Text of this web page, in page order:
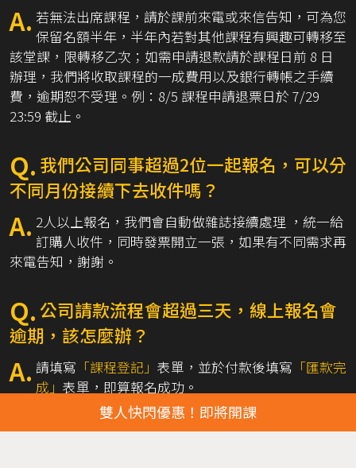
A. 若無法出席課程，請於課前來電或來信告知，可為您
保留名額半年，半年內若對其他課程有興趣可轉移至
該堂課，限轉移乙次；如需申請退款請於課程日前 8 日
辦理，我們將收取課程的一成費用以及銀行轉帳之手續
費，逾期恕不受理。例：8/5 課程申請退票日於 7/29
23:59 截止。
Q. 我們公司同事超過2位一起報名，可以分
不同月份接續下去收件嗎？
A. 2人以上報名，我們會自動做雜誌接續處理 ，統一給
訂購人收件，同時發票開立一張，如果有不同需求再
來電告知，謝謝。
Q.公司請款流程會超過三天，線上報名會
逾期，該怎麼辦？
A. 請填寫 「課程登記」 表單，並於付款後填寫 「匯款完
成」 表單，即算報名成功。
雙人快閃優惠！即將開課